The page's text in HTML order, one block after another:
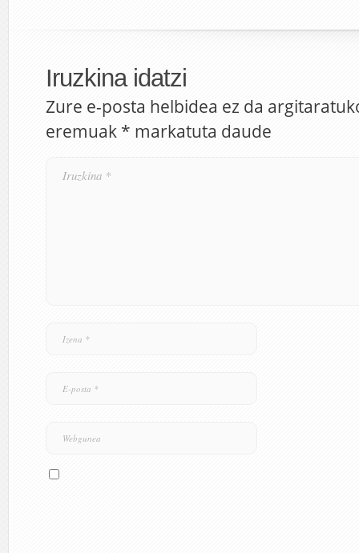
Iruzkina idatzi
Zure e-posta helbidea ez da
eremuak * markatuta daude